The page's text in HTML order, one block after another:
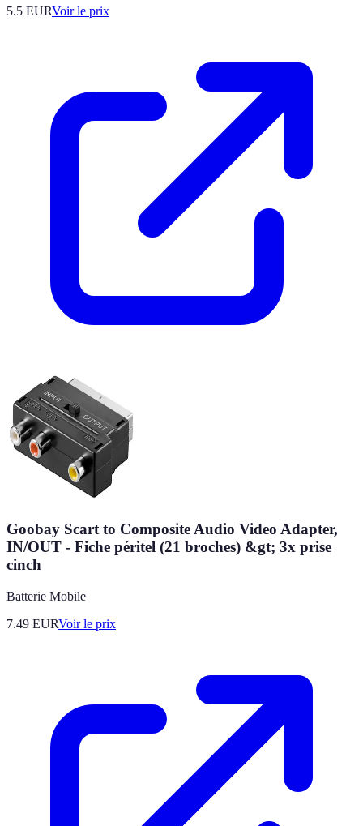
5.5 EURVoir le prix
Goobay Scart to Composite Audio Video Adapter,
IN/OUT - Fiche péritel (21 broches) &gt; 3x prise
cinch
Batterie Mobile
7.49 EURVoir le prix